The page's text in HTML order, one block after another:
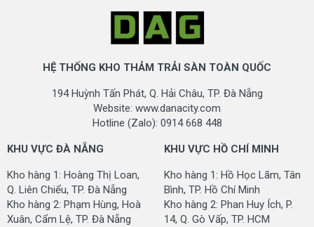
THÔNG TIN VỀ DOANH NGHIỆP CUNG CẤP
Trụ sở: 18/09 Lê Đình Lý, P. Vĩnh Trung, Q. Thanh Khê,
Websit: www.danacity.com
Hotline (Zalo): 0914 668 448
KHU VỰC ĐÀ NẴNG
Kho hàng 1: Hoàng Thị Loan - P. Hoà Khánh - Q. Liên
Chiểu - TP.Đà Nẵng
Kho hàng 2: Phạm Hùng, Hoà Xuân, Cẩm Lệ, TP. Đà
Nẵng
HỆ THỐNG KHO THẢM TRẢI SÀN TOÀN QUỐC
194 Huỳnh Tấn Phát, Q. Hải Châu, TP. Đà Nẵng
Website: www.danacity.com
Hotline (Zalo): 0914 668 448
KHU VỰC ĐÀ NẴNG
Kho hàng 1: Hoàng Thị Loan,
Q. Liên Chiểu, TP. Đà Nẵng
Kho hàng 2: Phạm Hùng, Hoà
Xuân, Cẩm Lệ, TP. Đà Nẵng
KHU VỰC HỒ CHÍ MINH
Kho hàng 1: Hồ Học Lãm, Tân
Bình, TP. Hồ Chí Minh
Kho hàng 2: Phan Huy Ích, P.
14, Q. Gò Vấp, TP. HCM